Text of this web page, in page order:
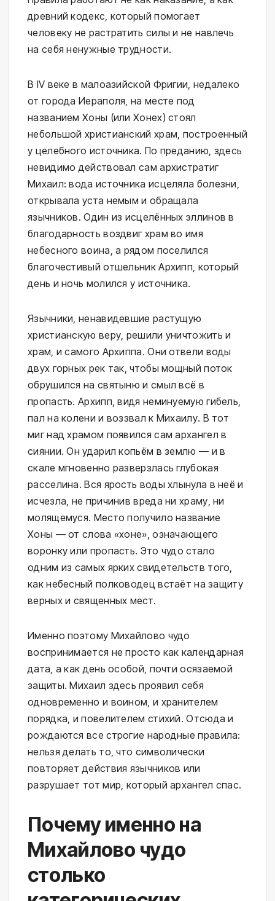
древний кодекс, который помогает
человеку не растратить силы и не навлечь
на себя ненужные трудности.
В IV веке в малоазийской Фригии, недалеко
от города Иераполя, на месте под
названием Хоны (или Хонех) стоял
небольшой христианский храм, построенный
у целебного источника. По преданию, здесь
невидимо действовал сам архистратиг
Михаил: вода источника исцеляла болезни,
открывала уста немым и обращала
язычников. Один из исцелённых эллинов в
благодарность воздвиг храм во имя
небесного воина, а рядом поселился
благочестивый отшельник Архипп, который
день и ночь молился у источника.
Язычники, ненавидевшие растущую
христианскую веру, решили уничтожить и
храм, и самого Архиппа. Они отвели воды
двух горных рек так, чтобы мощный поток
обрушился на святыню и смыл всё в
пропасть. Архипп, видя неминуемую гибель,
пал на колени и воззвал к Михаилу. В тот
миг над храмом появился сам архангел в
сиянии. Он ударил копьём в землю — и в
скале мгновенно разверзлась глубокая
расселина. Вся ярость воды хлынула в неё и
исчезла, не причинив вреда ни храму, ни
молящемуся. Место получило название
Хоны — от слова «хоне», означающего
воронку или пропасть. Это чудо стало
одним из самых ярких свидетельств того,
как небесный полководец встаёт на защиту
верных и священных мест.
Именно поэтому Михайлово чудо
воспринимается не просто как календарная
дата, а как день особой, почти осязаемой
защиты. Михаил здесь проявил себя
одновременно и воином, и хранителем
порядка, и повелителем стихий. Отсюда и
рождаются все строгие народные правила:
нельзя делать то, что символически
повторяет действия язычников или
разрушает тот мир, который архангел спас.
Почему именно на
Михайлово чудо
столько